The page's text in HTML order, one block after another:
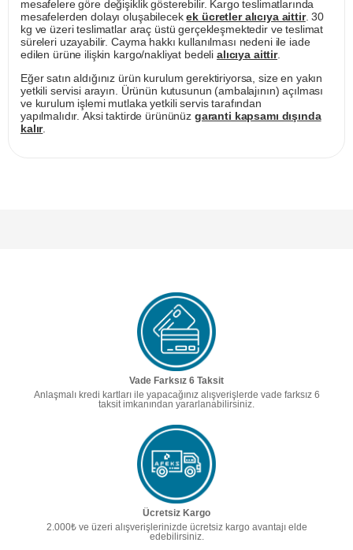
mesafelere göre değişiklik gösterebilir. Kargo teslimatlarında
mesafelerden dolayı oluşabilecekek ücretler alıcıya aittir. 30
kg ve üzeri teslimatlar araç üstü gerçekleşmektedir ve teslimat
süreleri uzayabilir. Cayma hakkı kullanılması nedeni ile iade
edilen ürüne ilişkin kargo/nakliyat bedeli alıcıya aittir.
Eğer satın aldığınız ürün kurulum gerektiriyorsa, size en yakın
yetkili servisi arayın. Ürünün kutusunun (ambalajının) açılması
ve kurulum işlemi mutlaka yetkili servis tarafından
yapılmalıdır. Aksi taktirde ürününüz garanti kapsamı dışında
kalır.
Vade Farksız 6 Taksit
Anlaşmalı kredi kartları ile yapacağınız alışverişlerde vade farksız 6
taksit imkanından yararlanabilirsiniz.
Ücretsiz Kargo
2.000₺ ve üzeri alışverişlerinizde ücretsiz kargo avantajı elde
edebilirsiniz.